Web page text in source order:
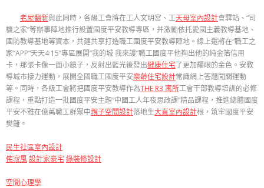
老屋翻新與此同時，各級工會將在工人文明宮、工天母室內設計會驛站、“司
機之家”等辦事陣地推行設置國度平安教導專區，并激勵依托愛國主義教導基地、
國防教導基地等資本，共建共享打造職工國度平安教導陣地。線上還將在“職工之
家”APP“天天4·15”專區展開“我的城 我來護”職工國度平他掏出他的純金箔信用
卡，那張卡像一面小鏡子，反射出藍光後發出健康住宅了更加耀眼的金色。安教
導城市接力運動，展開全國職工國度平安樂齡住宅設計常識網上答題闖關運動
等。同時，各級工會將把國度平安教導作為THE R3 寓所工會干部教導培訓的必修
課程，重點打造一批國度平安主題“中國工人年夜思政課”精品課程，推進總體國度
平安不雅在億萬職工群眾中親子空間設計落地生大直室內設計根，筑牢國度平安
樊籬。
民生社區室內設計
侘寂風設計家豪宅 綠裝修設計
空間心理學